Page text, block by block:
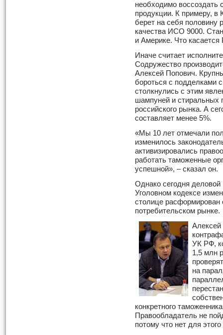
необходимо воссоздать
продукции. К примеру, в
берет на себя половину
качества ИСО 9000.
и Америке. Что
Иначе считает
Содружество
Алексей Попович.
бороться с подделками
столкнулись с этим
шампуней и стиральных
российского рынка. А
составляет менее 5%.
«Мы 10 лет отмечали
изменилось
активизировались
работать таможенные
успешной», – сказал он.
Однако сегодня
Уголовном кодексе
столице
потребительском рынке.
Алексей
УК РФ,
1,5 млн
на
конкретного
Правообладатель не
потому что нет для